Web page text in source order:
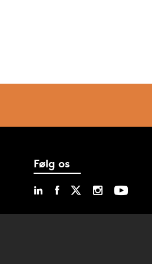
Følg os